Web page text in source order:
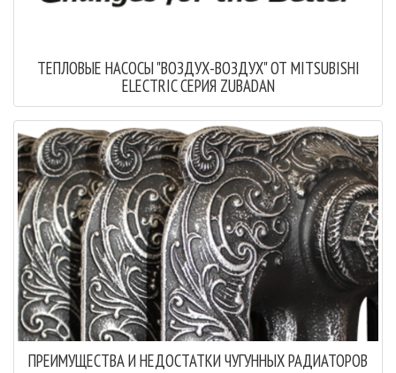
ТЕПЛОВЫЕ НАСОСЫ "ВОЗДУХ-ВОЗДУХ" ОТ MITSUBISHI
ELECTRIC СЕРИЯ ZUBADAN
ПРЕИМУЩЕСТВА И НЕДОСТАТКИ ЧУГУННЫХ РАДИАТОРОВ